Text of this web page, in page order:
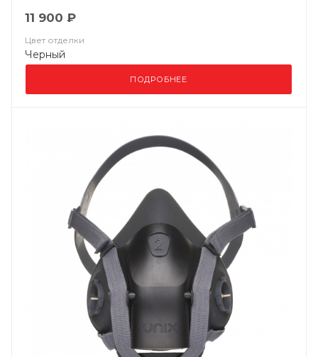
11 900 ₽
Цвет отделки
Черный
ПОДРОБНЕЕ